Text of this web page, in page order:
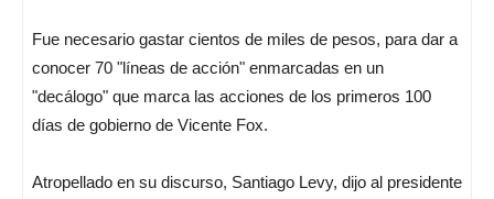
Fue necesario gastar cientos de miles de pesos, para dar a
conocer 70 "líneas de acción" enmarcadas en un
"decálogo" que marca las acciones de los primeros 100
días de gobierno de Vicente Fox.
Atropellado en su discurso, Santiago Levy, dijo al presidente